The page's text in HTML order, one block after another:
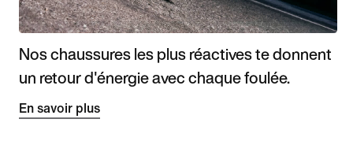
Nos chaussures les plus réactives te donnent
un retour d'énergie avec chaque foulée.
En savoir plus